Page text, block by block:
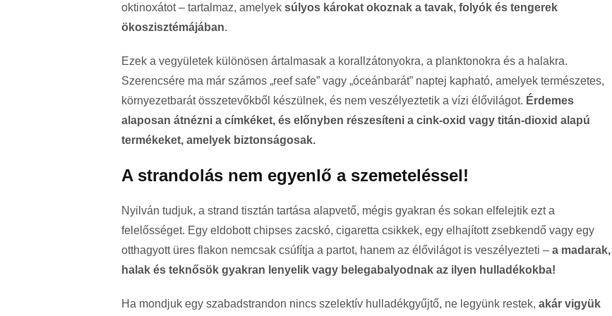
oktinoxátot – tartalmaz, amelyek súlyos károkat okoznak a tavak, folyók és tengerek
ökoszisztémájában.
Ezek a vegyületek különösen ártalmasak a korallzátonyokra, a planktonokra és a halakra.
Szerencsére ma már számos „reef safe” vagy „óceánbarát” naptej kapható, amelyek természetes,
környezetbarát összetevőkből készülnek, és nem veszélyeztetik a vízi élővilágot. Érdemes
alaposan átnézni a címkéket, és előnyben részesíteni a cink-oxid vagy titán-dioxid alapú
termékeket, amelyek biztonságosak.
A strandolás nem egyenlő a szemeteléssel!
Nyilván tudjuk, a strand tisztán tartása alapvető, mégis gyakran és sokan elfelejtik ezt a
felelősséget. Egy eldobott chipses zacskó, cigaretta csikkek, egy elhajított zsebkendő vagy egy
otthagyott üres flakon nemcsak csúfítja a partot, hanem az élővilágot is veszélyezteti – a madarak,
halak és teknősök gyakran lenyelik vagy belegabalyodnak az ilyen hulladékokba!
Ha mondjuk egy szabadstrandon nincs szelektív hulladékgyűjtő, ne legyünk restek, akár vigyük